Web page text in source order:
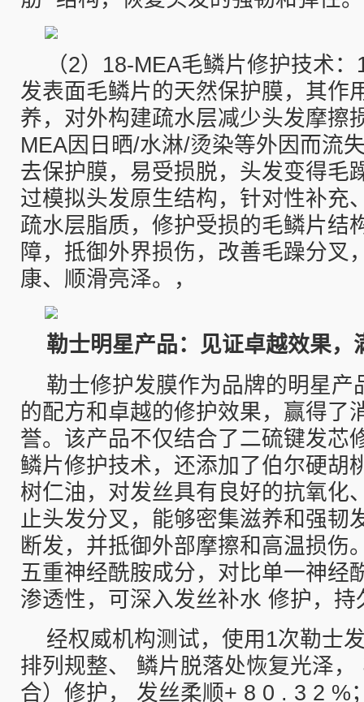
（2）18-MEA毛鳞片修护技术
发表面毛鳞片的天然保护膜，其作
养，对外构建疏水层减少头发摩擦
MEA因日晒/水淋/烫染等外因而流
去保护膜，易受损脱，头发变得毛
过模拟头发原生结构，针对性补充
疏水层脂质，修护受损的毛鳞片结
障，抵御外界损伤，改善毛躁分叉
康、顺滑亮泽。，
勒士明星产品：见证卓越效果，
勒士修护发膜作为品牌的明星产
的配方和卓越的修护效果，赢得了
誉。该产品不仅结合了二硫键发芯
鳞片修护技术，还添加了伯尔硬胡
树仁油，对发丝具有良好的抗氧化
止头发分叉，能够密集滋养和强韧
断发，并抵御外部摩擦和高温损伤
五重神经酰胺成分，对比单一神经
渗透性，可深入发丝补水 修护，持
经权威机构测试，使用1次勒士
排列规整、 鳞片脱落处恢复光泽
合）修护， 发丝柔顺+ 8 0 . 3 2 %